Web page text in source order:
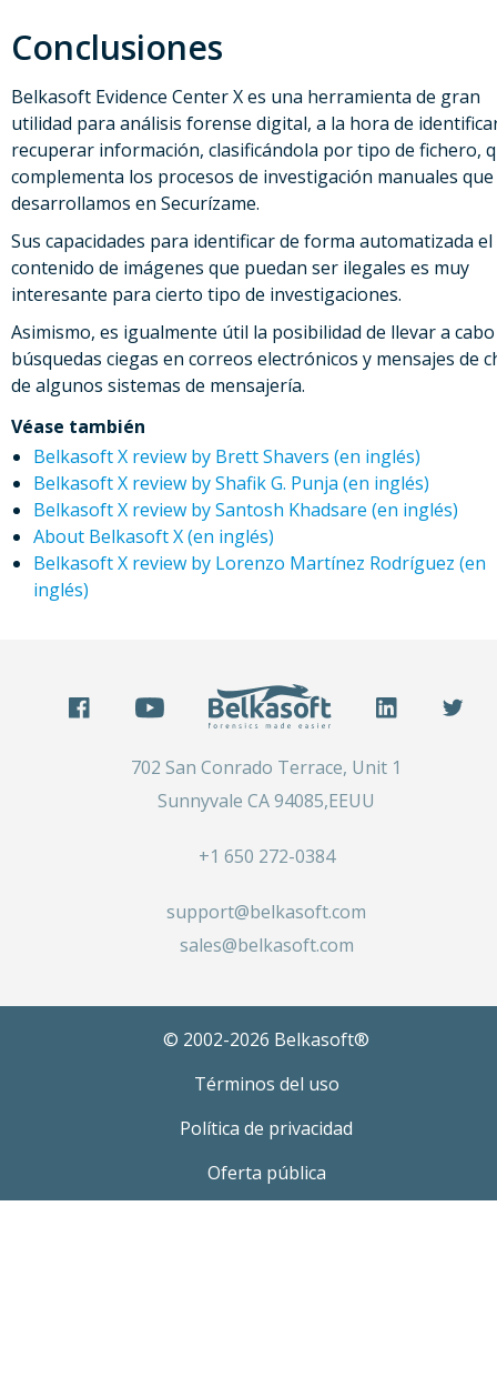
Conclusiones
Belkasoft Evidence Center X es una herramienta de gran
utilidad para análisis forense digital, a la hora de
recuperar información, clasificándola por tipo de fichero,
complementa los procesos de investigación manuales que
desarrollamos en Securízame.
Sus capacidades para identificar de forma automatizada el
contenido de imágenes que puedan ser ilegales es muy
interesante para cierto tipo de investigaciones.
Asimismo, es igualmente útil la posibilidad de llevar a cabo
búsquedas ciegas en correos electrónicos y mensajes de
de algunos sistemas de mensajería.
Véase también
Belkasoft X review by Brett Shavers (en inglés)
Belkasoft X review by Shafik G. Punja (en inglés)
Belkasoft X review by Santosh Khadsare (en inglés)
About Belkasoft X (en inglés)
Belkasoft X review by Lorenzo Martínez Rodríguez (en
inglés)
702 San Conrado Terrace, Unit 1
Sunnyvale CA 94085,EEUU
+1 650 272-0384
support@belkasoft.com
sales@belkasoft.com
© 2002-2026 Belkasoft®
Términos del uso
Política de privacidad
Oferta pública